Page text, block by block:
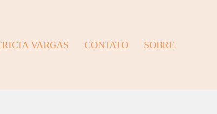
VARGAS CONTATO SOBRE